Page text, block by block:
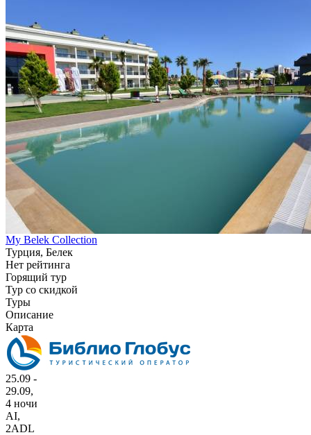
My Belek Collection
Турция, Белек
Нет рейтинга
Горящий тур
Тур со скидкой
Туры
Описание
Карта
25.09 -
29.09,
4 ночи
AI,
2ADL